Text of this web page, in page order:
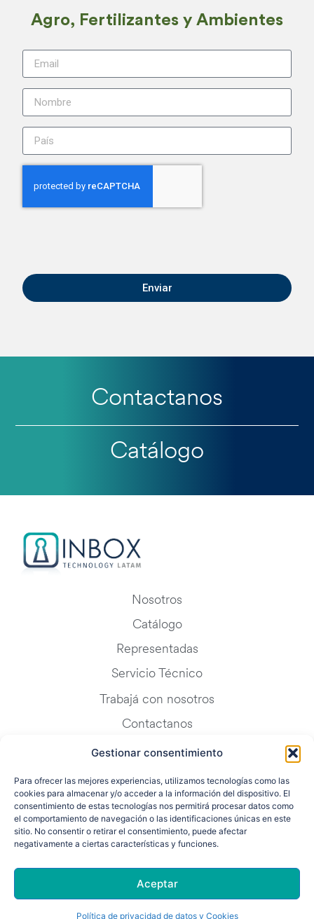
Gestionar consentimiento
Para ofrecer las mejores experiencias, utilizamos tecnologías como las
cookies para almacenar y/o acceder a la información del dispositivo. El
consentimiento de estas tecnologías nos permitirá procesar datos como
el comportamiento de navegación o las identificaciones únicas en este
sitio. No consentir o retirar el consentimiento, puede afectar
negativamente a ciertas características y funciones.
Aceptar
Política de privacidad de datos y Cookies
Agro, Fertilizantes y Ambientes
Enviar
Contactanos
Catálogo
Nosotros
Catálogo
Representadas
Servicio Técnico
Trabajá con nosotros
Contactanos
Blog
© Copyright 2026. Todos los derechos reservados Inbox S.A. ·